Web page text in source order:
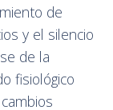
de
y el silencio
de la
fisiológico